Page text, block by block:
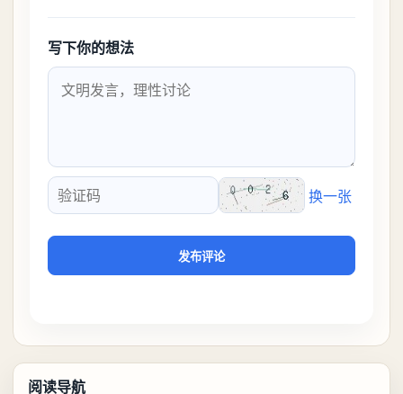
写下你的想法
验证码
换一张
发布评论
阅读导航